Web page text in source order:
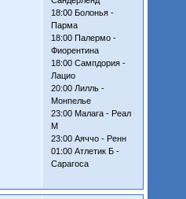
18:00 Болонья -
Парма
18:00 Палермо -
Фиорентина
18:00 Сампдория -
Лацио
20:00 Лилль -
Монпелье
23:00 Малага - Реал
М
23:00 Аяччо - Ренн
01:00 Атлетик Б -
Сарагоса